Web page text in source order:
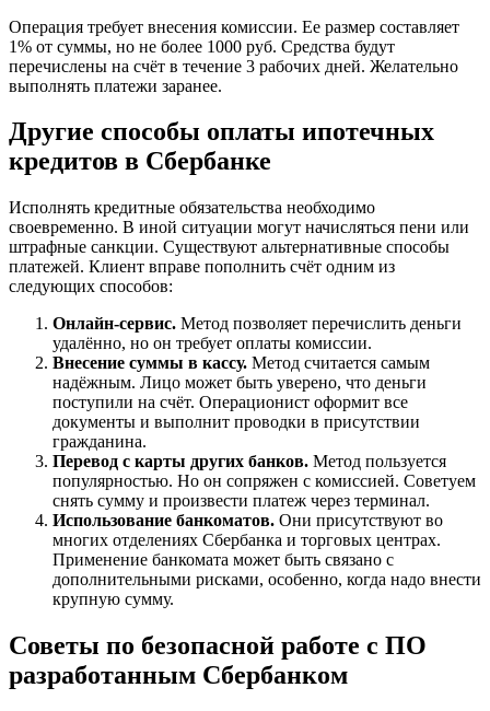
Операция требует внесения комиссии. Ее размер составляет
1% от суммы, но не более 1000 руб. Средства будут
перечислены на счёт в течение 3 рабочих дней. Желательно
выполнять платежи заранее.
Другие способы оплаты ипотечных
кредитов в Сбербанке
Исполнять кредитные обязательства необходимо
своевременно. В иной ситуации могут начисляться пени или
штрафные санкции. Существуют альтернативные способы
платежей. Клиент вправе пополнить счёт одним из
следующих способов:
Онлайн-сервис. Метод позволяет перечислить деньги
удалённо, но он требует оплаты комиссии.
Внесение суммы в кассу. Метод считается самым
надёжным. Лицо может быть уверено, что деньги
поступили на счёт. Операционист оформит все
документы и выполнит проводки в присутствии
гражданина.
Перевод с карты других банков. Метод пользуется
популярностью. Но он сопряжен с комиссией. Советуем
снять сумму и произвести платеж через терминал.
Использование банкоматов. Они присутствуют во
многих отделениях Сбербанка и торговых центрах.
Применение банкомата может быть связано с
дополнительными рисками, особенно, когда надо внести
крупную сумму.
Советы по безопасной работе с ПО
разработанным Сбербанком